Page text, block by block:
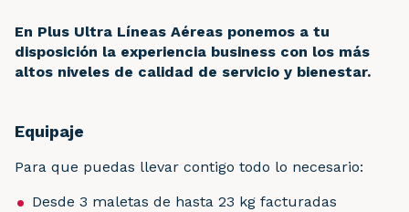
En Plus Ultra Líneas Aéreas ponemos a tu
disposición la experiencia business con los más
altos niveles de calidad de servicio y bienestar.
Equipaje
Para que puedas llevar contigo todo lo necesario:
Desde 3 maletas de hasta 23 kg facturadas